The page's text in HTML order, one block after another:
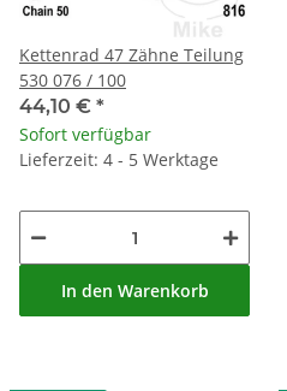
Kettenrad 47 Zähne Teilung
530 076 / 100
44,10 € *
Sofort verfügbar
Lieferzeit: 4 - 5 Werktage
In den Warenkorb